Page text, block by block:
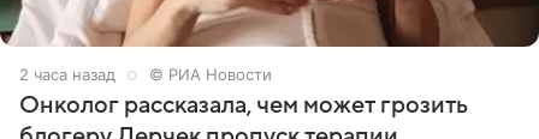
2 часа назад © РИА Новости
Онколог рассказала, чем может грозить